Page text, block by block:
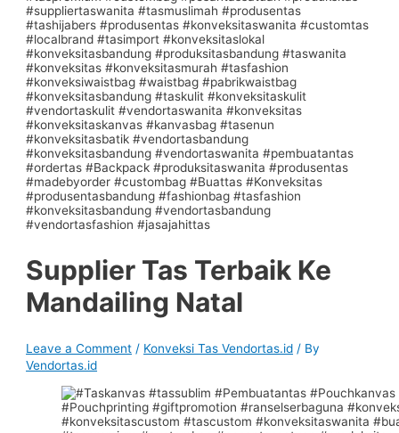
Supplier Tas Terbaik Ke
Mandailing Natal
Leave a Comment / Konveksi Tas Vendortas.id / By
Vendortas.id